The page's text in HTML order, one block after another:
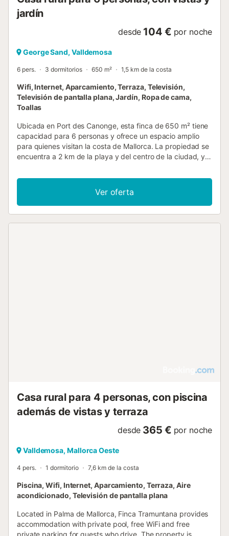
jardín
desde 104 € por noche
George Sand, Valldemosa
6 pers. 3 dormitorios 650 m² 1,5 km de la costa
Wifi, Internet, Aparcamiento, Terraza, Televisión,
Televisión de pantalla plana, Jardín, Ropa de cama,
Toallas
Ubicada en Port des Canonge, esta finca de 650 m² tiene
capacidad para 6 personas y ofrece un espacio amplio
para quienes visitan la costa de Mallorca. La propiedad se
encuentra a 2 km de la playa y del centro de la ciudad, y
El interior cuenta con 3 dormitorios, incluyendo una cama
king-size, y 4 baños. Una cocina totalmente equipada con
horno, fogones, microondas, lavavajillas y cafetera permite
preparar comidas con total independencia, mientras que la
Ver oferta
Casa rural para 4 personas, con piscina
además de vistas y terraza
desde 365 € por noche
Valldemosa, Mallorca Oeste
4 pers. 1 dormitorio 7,6 km de la costa
Piscina, Wifi, Internet, Aparcamiento, Terraza, Aire
acondicionado, Televisión de pantalla plana
Located in Palma de Mallorca, Finca Tramuntana provides
accommodation with private pool, free WiFi and free